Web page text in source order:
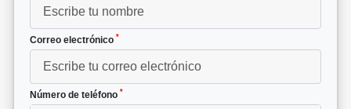
Correo electrónico *
Número de teléfono *